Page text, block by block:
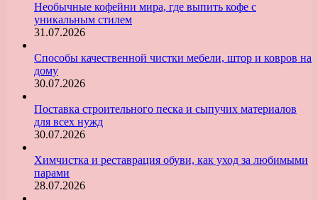
Необычные кофейни мира, где выпить кофе с
уникальным стилем
31.07.2026
Способы качественной чистки мебели, штор и ковров на
дому
30.07.2026
Поставка строительного песка и сыпучих материалов
для всех нужд
30.07.2026
Химчистка и реставрация обуви, как уход за любимыми
парами
28.07.2026